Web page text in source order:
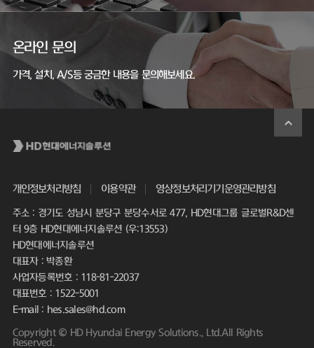
온라인 문의
가격, 설치, A/S등 궁금한 내용을 문의해보세요.
개인정보처리방침 이용약관 영상정보처리기기운영관리방침
주소 : 경기도 성남시 분당구 분당수서로 477, HD현대그룹 글로벌R&D센
터 9층 HD현대에너지솔루션 (우:13553)
HD현대에너지솔루션
대표자 : 박종환
사업자등록번호 : 118-81-22037
대표번호 : 1522-5001
E-mail : hes.sales@hd.com
Copyright © HD Hyundai Energy Solutions., Ltd.All Rights
Reserved.